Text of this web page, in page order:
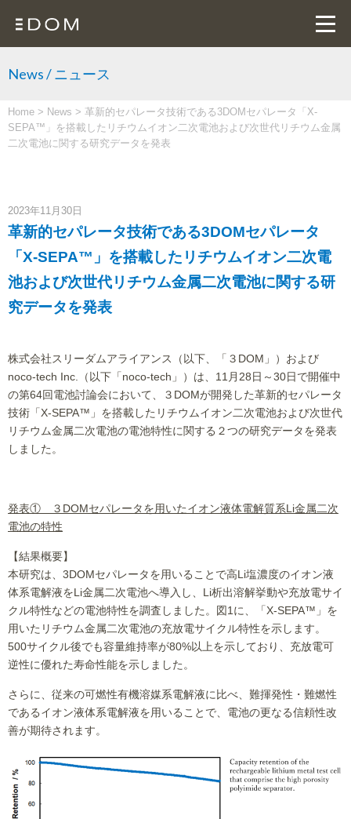
News / ニュース
Home > News > 革新的セパレータ技術である3DOMセパレータ「X-
SEPA™」を搭載したリチウムイオン二次電池および次世代リチウム金属
二次電池に関する研究データを発表
2023年11月30日
革新的セパレータ技術である3DOMセパレータ
「X-SEPA™」を搭載したリチウムイオン二次電
池および次世代リチウム金属二次電池に関する研
究データを発表
株式会社スリーダムアライアンス（以下、「３DOM」）および
noco-tech Inc.（以下「noco-tech」）は、11月28日～30日で開催中
の第64回電池討論会において、３DOMが開発した革新的セパレータ
技術「X-SEPA™」を搭載したリチウムイオン二次電池および次世代
リチウム金属二次電池の電池特性に関する２つの研究データを発表
しました。
発表① ３DOMセパレータを用いたイオン液体電解質系Li金属二次
電池の特性
【結果概要】
本研究は、3DOMセパレータを用いることで高Li塩濃度のイオン液
体系電解液をLi金属二次電池へ導入し、Li析出溶解挙動や充放電サイ
クル特性などの電池特性を調査しました。図1に、「X-SEPA™」を
用いたリチウム金属二次電池の充放電サイクル特性を示します。
500サイクル後でも容量維持率が80%以上を示しており、充放電可
逆性に優れた寿命性能を示しました。
さらに、従来の可燃性有機溶媒系電解液に比べ、難揮発性・難燃性
であるイオン液体系電解液を用いることで、電池の更なる信頼性改
善が期待されます。